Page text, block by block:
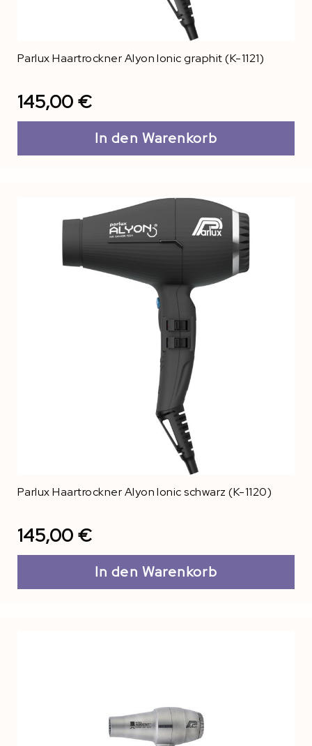
Parlux Haartrockner Alyon Ionic graphit (K-1121)
145,00 €
In den Warenkorb
Parlux Haartrockner Alyon Ionic schwarz (K-1120)
145,00 €
In den Warenkorb